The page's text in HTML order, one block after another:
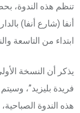
تنظم هذه الندوة،
ابتداء من التاسعة
يذكر أن النسخة
فريدة بليزيد”،
هذه الندوة